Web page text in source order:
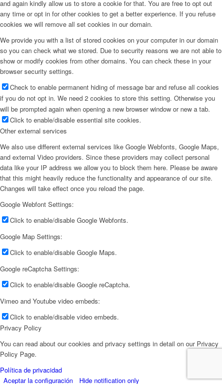
and again kindly allow us to store a cookie for that. You are free to opt out
any time or opt in for other cookies to get a better experience. If you refuse
cookies we will remove all set cookies in our domain.
We provide you with a list of stored cookies on your computer in our domain
so you can check what we stored. Due to security reasons we are not able to
show or modify cookies from other domains. You can check these in your
browser security settings.
Check to enable permanent hiding of message bar and refuse all cookies
if you do not opt in. We need 2 cookies to store this setting. Otherwise you
will be prompted again when opening a new browser window or new a tab.
Click to enable/disable essential site cookies.
Other external services
We also use different external services like Google Webfonts, Google Maps,
and external Video providers. Since these providers may collect personal
data like your IP address we allow you to block them here. Please be aware
that this might heavily reduce the functionality and appearance of our site.
Changes will take effect once you reload the page.
Google Webfont Settings:
Click to enable/disable Google Webfonts.
Google Map Settings:
Click to enable/disable Google Maps.
Google reCaptcha Settings:
Click to enable/disable Google reCaptcha.
Vimeo and Youtube video embeds:
Click to enable/disable video embeds.
Privacy Policy
You can read about our cookies and privacy settings in detail on our Privacy
Policy Page.
Política de privacidad
Aceptar la configuración
Hide notification only